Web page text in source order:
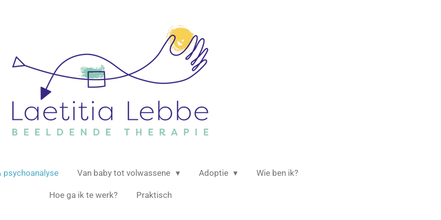
psychoanalyse Van baby tot volwassene Adoptie Wie ben ik?
Hoe ga ik te werk? Praktisch